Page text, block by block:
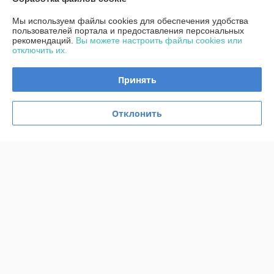
Контакты
Мы используем файлы cookies для обеспечения удобства
пользователей портала и предоставления персональных
рекомендаций. Вы можете настроить файлы cookies или
отключить их.
Принять
Отклонить